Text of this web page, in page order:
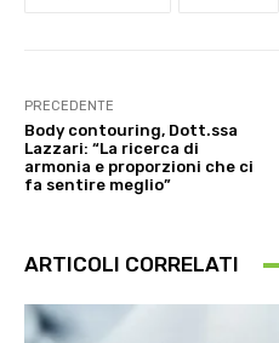
PRECEDENTE
Body contouring, Dott.ssa
Lazzari: “La ricerca di
armonia e proporzioni che ci
fa sentire meglio”
ARTICOLI CORRELATI